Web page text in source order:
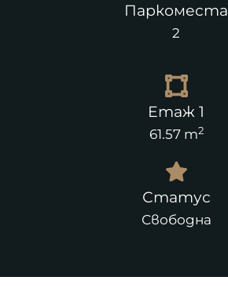
Паркоместа
2
Етаж 1
61.57 m2
Статус
Свободна